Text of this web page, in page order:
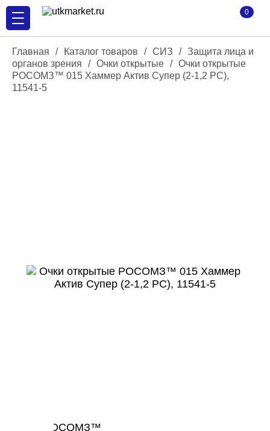
0
Главная / Каталог товаров / СИЗ / Защита лица и
органов зрения
/ Очки открытые / Очки открытые
РОСОМЗ™ 015 Хаммер Актив Супер (2-1,2 PC),
11541-5